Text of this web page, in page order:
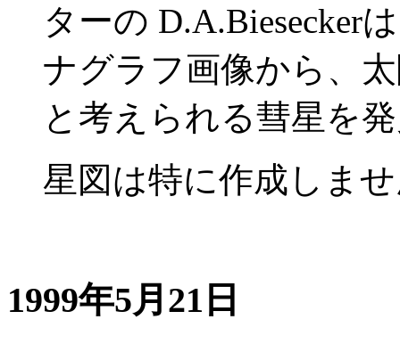
ターの D.A.Biesecker
ナグラフ画像から、
と考えられる彗星を
星図は特に作成しま
1999年5月21日